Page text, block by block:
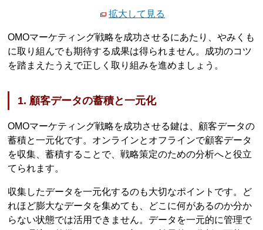
拡大して見る
OMOマーケティング戦略を成功させるにあたり、やみくも
に取り組んでも期待する成果は得られません。成功のコツ
を踏まえたうえで正しく取り組みを進めましょう。
1. 顧客データの蓄積と一元化
OMOマーケティング戦略を成功させる鍵は、顧客データの
蓄積と一元化です。オンラインとオフラインで顧客データ
を収集、蓄積することで、戦略策定のための分析へと役立
てられます。
収集したデータを一元化するのも大切なポイントです。ど
れほど膨大なデータを集めても、どこに何があるのか分か
らない状態では活用できません。データを一元的に管理で